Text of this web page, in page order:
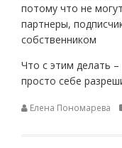
потому что не
партнеры,
собственником
Что с этим делать
просто себе
Елена Пономарева